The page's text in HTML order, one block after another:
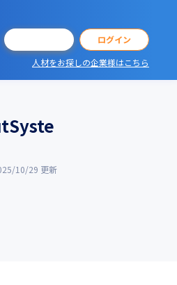
ログイン
人材をお探しの企業様はこちら
10/29 更新